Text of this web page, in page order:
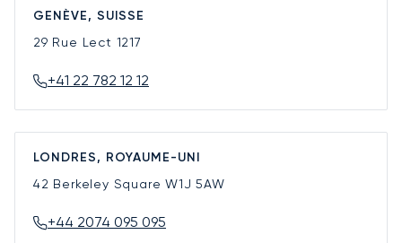
GENÈVE, SUISSE
29 Rue Lect 1217
+41 22 782 12 12
LONDRES, ROYAUME-UNI
42 Berkeley SquareW1J 5AW
+44 2074 095 095